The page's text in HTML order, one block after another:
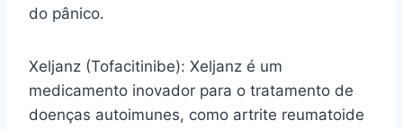
do pânico.
Xeljanz (Tofacitinibe): Xeljanz é um
medicamento inovador para o tratamento de
doenças autoimunes, como artrite reumatoide